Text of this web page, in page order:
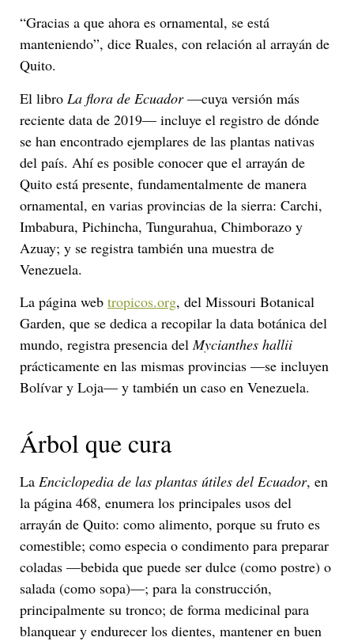
“Gracias a que ahora es ornamental, se está
manteniendo”, dice Ruales, con relación al arrayán de
Quito.
El libro La flora de Ecuador—cuya versión más
reciente data de 2019— incluye el registro de dónde
se han encontrado ejemplares de las plantas nativas
del país. Ahí es posible conocer que el arrayán de
Quito está presente, fundamentalmente de manera
ornamental, en varias provincias de la sierra: Carchi,
Imbabura, Pichincha, Tungurahua, Chimborazo y
Azuay; y se registra también una muestra de
Venezuela.
La página web tropicos.org, del Missouri Botanical
Garden, que se dedica a recopilar la data botánica del
mundo, registra presencia delMycianthes hallii
prácticamente en las mismas provincias —se incluyen
Bolívar y Loja— y también un caso en Venezuela.
Árbol que cura
La Enciclopedia de las plantas útiles del Ecuador, en
la página 468, enumera los principales usos del
arrayán de Quito: como alimento, porque su fruto es
comestible; como especia o condimento para preparar
coladas —bebida que puede ser dulce (como postre) o
salada (como sopa)—; para la construcción,
principalmente su tronco; de forma medicinal para
blanquear y endurecer los dientes, mantener en buen